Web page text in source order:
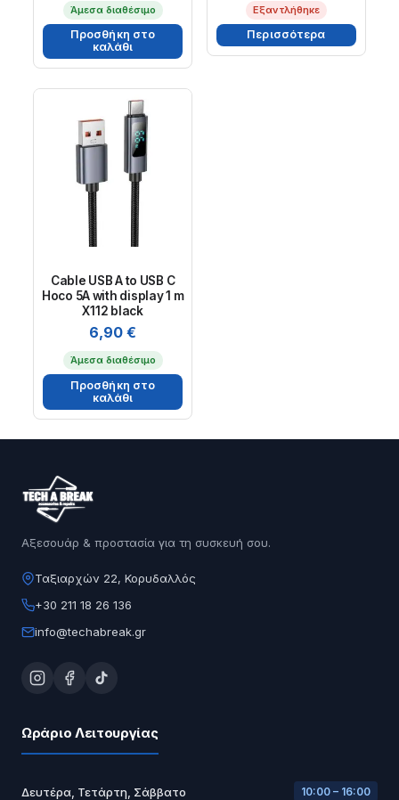
Άμεσα διαθέσιμο
Προσθήκη στο
καλάθι
Εξαντλήθηκε
Περισσότερα
Cable USB A to USB C
Hoco 5A with display 1 m
X112 black
6,90€
Άμεσα διαθέσιμο
Προσθήκη στο
καλάθι
Αξεσουάρ & προστασία για τη συσκευή σου.
Ταξιαρχών 22, Κορυδαλλός
+30 211 18 26 136
info@techabreak.gr
Ωράριο Λειτουργίας
Δευτέρα, Τετάρτη, Σάββατο 10:00 – 16:00